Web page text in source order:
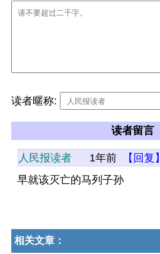
读者暱称:
读者留言
人民报读者 1年前
【回复】
早就该灭亡的马列子孙
相关文章：